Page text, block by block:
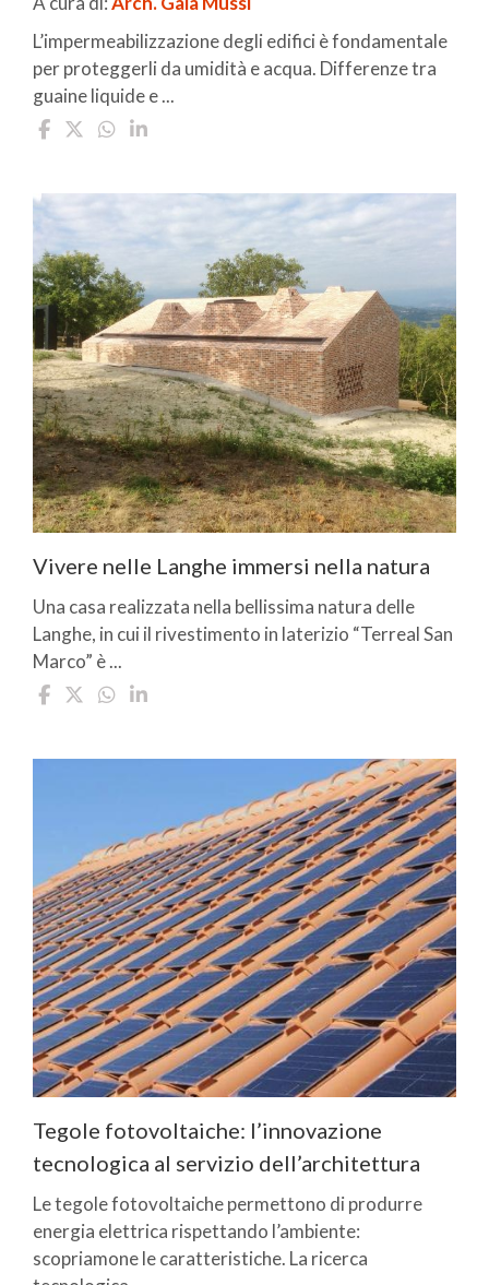
L’impermeabilizzazione degli edifici è fondamentale
per proteggerli da umidità e acqua. Differenze tra
guaine liquide e ...
Vivere nelle Langhe immersi nella natura
Una casa realizzata nella bellissima natura delle
Langhe, in cui il rivestimento in laterizio “Terreal San
Marco” è ...
Tegole fotovoltaiche: l’innovazione
tecnologica al servizio dell’architettura
Le tegole fotovoltaiche permettono di produrre
energia elettrica rispettando l’ambiente:
scopriamone le caratteristiche. La ricerca